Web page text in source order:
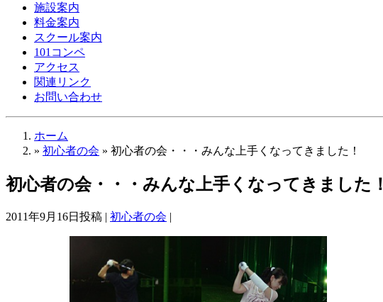
施設案内
料金案内
スクール案内
101コンペ
アクセス
関連リンク
お問い合わせ
ホーム
» 初心者の会 » 初心者の会・・・みんな上手くなってきました！
初心者の会・・・みんな上手くなってきました！
2011年9月16日投稿 | 初心者の会 |